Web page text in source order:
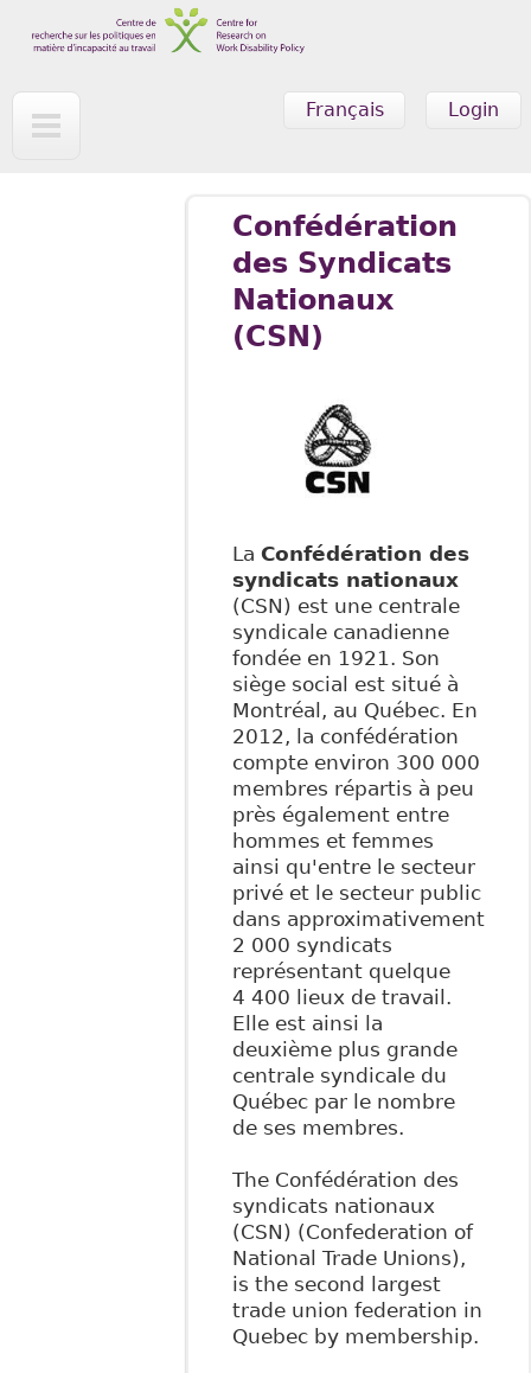
Skip to main content
Login
Français
Confédération
des Syndicats
Nationaux
(CSN)
La Confédération des
syndicats nationaux
(CSN) est une centrale
syndicale canadienne
fondée en 1921. Son
siège social est situé à
Montréal, au Québec. En
2012, la confédération
compte environ 300 000
membres répartis à peu
près également entre
hommes et femmes
ainsi qu'entre le secteur
privé et le secteur public
dans approximativement
2 000 syndicats
représentant quelque
4 400 lieux de travail.
Elle est ainsi la
deuxième plus grande
centrale syndicale du
Québec par le nombre
de ses membres.
The Confédération des
syndicats nationaux
(CSN) (Confederation of
National Trade Unions),
is the second largest
trade union federation in
Quebec by membership.